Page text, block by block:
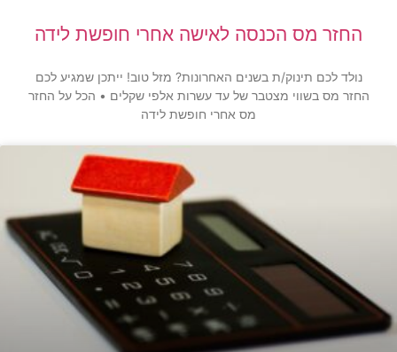
החזר מס הכנסה לאישה אחרי חופשת לידה
נולד לכם תינוק/ת בשנים האחרונות? מזל טוב! ייתכן שמגיע לכם
החזר מס בשווי מצטבר של עד עשרות אלפי שקלים • הכל על החזר
מס אחרי חופשת לידה